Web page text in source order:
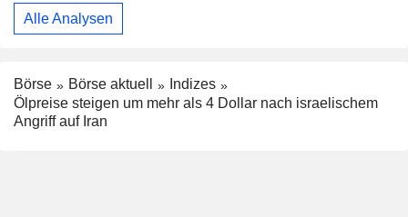
Alle Analysen
Börse Börse aktuell
Indizes
Ölpreise steigen um mehr als 4 Dollar nach israelischem
Angriff auf Iran